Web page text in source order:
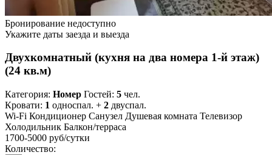
Бронирование недоступно
Укажите даты заезда и выезда
Двухкомнатный (кухня на два номера 1-й этаж)
(24 кв.м)
Категория: Номер Гостей: 5 чел.
Кровати: 1 односпал. + 2 двуспал.
Wi-Fi Кондиционер Санузел Душевая комната Телевизор
Холодильник Балкон/терраса
1700-5000 руб/сутки
Количество: